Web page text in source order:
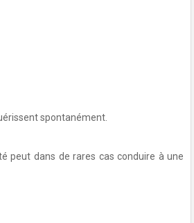
spontanément.
peut dans de rares cas conduire à une